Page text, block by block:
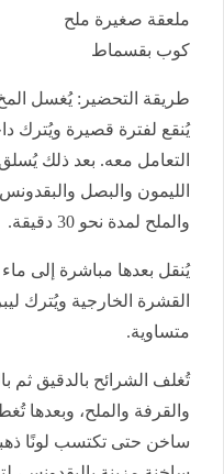
ملعقة صغيرة ملح
كوب بقسماط
طريقة التحضير: يُغسل المخ
يُنقع لفترة قصيرة ويُترك
التعامل معه. بعد ذلك
الليمون والبصل
والملح لمدة نحو 30 دقيقة.
يُنقل بعدها مباشرة إلى
القشرة الخارجية ويُترك
متساوية.
تُغلف الشرائح بالدقيق ثم
والقرفة والملح، وبعدها
ساخن حتى تكتسب لونًا